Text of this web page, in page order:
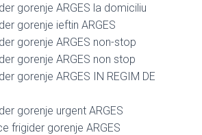
gorenje ARGES la domiciliu
gorenje ieftin ARGES
gorenje ARGES non-stop
gorenje ARGES non stop
gorenje ARGES IN REGIM DE
gorenje urgent ARGES
frigider gorenje ARGES